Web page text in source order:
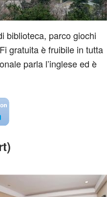
biblioteca, parco giochi
gratuita è fruibile in tutta
parla l’inglese ed è